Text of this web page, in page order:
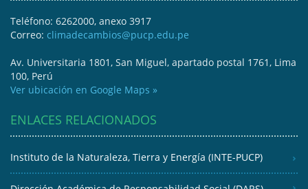
Teléfono: 6262000, anexo 3917
Correo: climadecambios@pucp.edu.pe
Av. Universitaria 1801, San Miguel, apartado postal 1761, Lima
100, Perú
Ver ubicación en Google Maps »
ENLACES RELACIONADOS
Instituto de la Naturaleza, Tierra y Energía (INTE-PUCP)